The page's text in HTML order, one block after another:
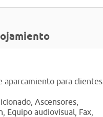
aparcamiento para clientes
Ascensores,
Equipo audiovisual, Fax,